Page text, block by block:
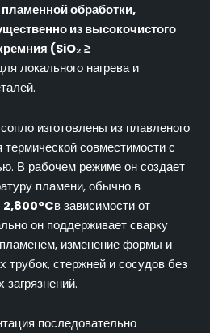
обработки,
из высокочистого
(SiO₂ ≥
локального нагрева и
изготовлены из плавленого
совместимости с
В рабочем режиме он создает
пламени, обычно в
в зависимости от
он поддерживает сварку
изменение формы и
трубок, стержней и сосудов без
последовательно